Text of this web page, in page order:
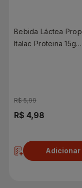
Bebida Láctea
Italac Proteina 15g
R$ 5,99
R$ 4,98
Adicionar